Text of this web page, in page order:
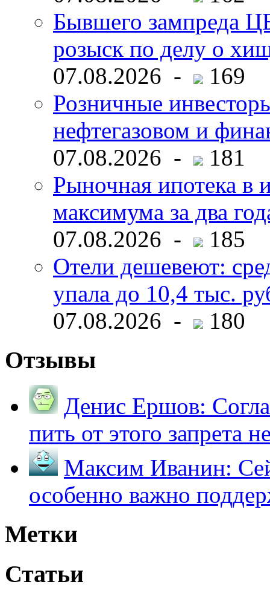
Бывшего зампреда
розыск по делу о
07.08.2026 -
169
Розничные
нефтегазовом и
07.08.2026 -
181
Рыночная ипотека в
максимума за два
07.08.2026 -
185
Отели дешевеют:
упала до 10,4 тыс.
07.08.2026 -
180
Отзывы
Денис Ершов:
пить от этого запрета
Максим Иванин:
особенно важно
Метки
Статьи